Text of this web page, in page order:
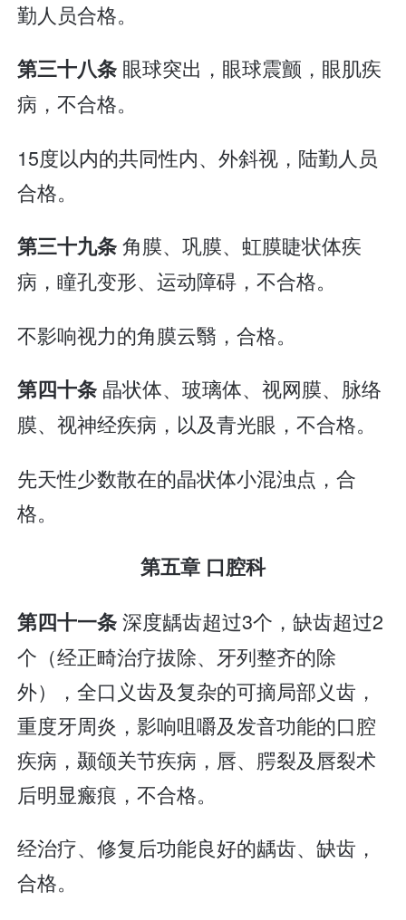
勤人员合格。
第三十八条 眼球突出，眼球震颤，眼肌疾
病，不合格。
15度以内的共同性内、外斜视，陆勤人员
合格。
第三十九条角膜、巩膜、虹膜睫状体疾
病，瞳孔变形、运动障碍，不合格。
不影响视力的角膜云翳，合格。
第四十条 晶状体、玻璃体、视网膜、脉络
膜、视神经疾病，以及青光眼，不合格。
先天性少数散在的晶状体小混浊点，合
格。
第五章 口腔科
第四十一条深度龋齿超过3个，缺齿超过2
个（经正畸治疗拔除、牙列整齐的除
外），全口义齿及复杂的可摘局部义齿，
重度牙周炎，影响咀嚼及发音功能的口腔
疾病，颞颌关节疾病，唇、腭裂及唇裂术
后明显瘢痕，不合格。
经治疗、修复后功能良好的龋齿、缺齿，
合格。